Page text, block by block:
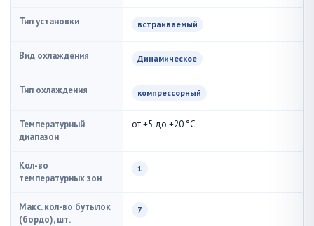
Тип установки встраиваемый
Вид охлаждения Динамическое
Тип охлаждения компрессорный
Температурный
диапазон
от +5 до +20 °С
Кол-во
температурных зон
1
Макс. кол-во бутылок
(бордо), шт.
7